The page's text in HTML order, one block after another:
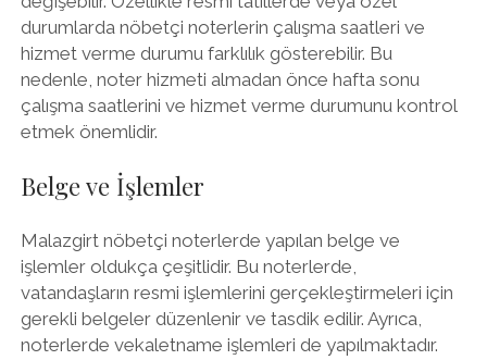
durumlarda nöbetçi noterlerin çalışma saatleri ve
hizmet verme durumu farklılık gösterebilir. Bu
nedenle, noter hizmeti almadan önce hafta sonu
çalışma saatlerini ve hizmet verme durumunu kontrol
etmek önemlidir.
Belge ve İşlemler
Malazgirt nöbetçi noterlerde yapılan belge ve
işlemler oldukça çeşitlidir. Bu noterlerde,
vatandaşların resmi işlemlerini gerçekleştirmeleri için
gerekli belgeler düzenlenir ve tasdik edilir. Ayrıca,
noterlerde vekaletname işlemleri de yapılmaktadır.